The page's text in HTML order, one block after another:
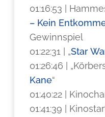
01:16:53 |
– Kein
Gewinnspiel
01:22:31 | „Star
01:26:46 |
Kane“
01:40:22 |
01:41:39 |